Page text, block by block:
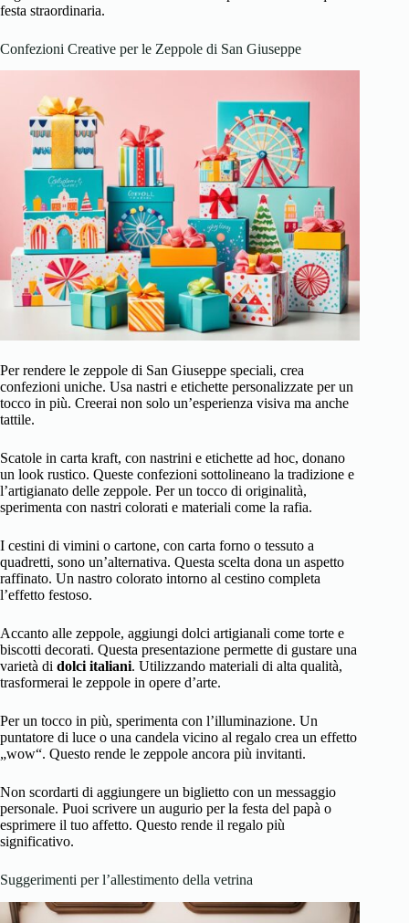
festa straordinaria.
Confezioni Creative per le Zeppole di San Giuseppe
Per rendere le zeppole di San Giuseppe speciali, crea
confezioni uniche. Usa nastri e etichette personalizzate per un
tocco in più. Creerai non solo un’esperienza visiva ma anche
tattile.
Scatole in carta kraft, con nastrini e etichette ad hoc, donano
un look rustico. Queste confezioni sottolineano la tradizione e
l’artigianato delle zeppole. Per un tocco di originalità,
sperimenta con nastri colorati e materiali come la rafia.
I cestini di vimini o cartone, con carta forno o tessuto a
quadretti, sono un’alternativa. Questa scelta dona un aspetto
raffinato. Un nastro colorato intorno al cestino completa
l’effetto festoso.
Accanto alle zeppole, aggiungi dolci artigianali come torte e
biscotti decorati. Questa presentazione permette di gustare una
varietà di dolci italiani. Utilizzando materiali di alta qualità,
trasformerai le zeppole in opere d’arte.
Per un tocco in più, sperimenta con l’illuminazione. Un
puntatore di luce o una candela vicino al regalo crea un effetto
„wow“. Questo rende le zeppole ancora più invitanti.
Non scordarti di aggiungere un biglietto con un messaggio
personale. Puoi scrivere un augurio per la festa del papà o
esprimere il tuo affetto. Questo rende il regalo più
significativo.
Suggerimenti per l’allestimento della vetrina